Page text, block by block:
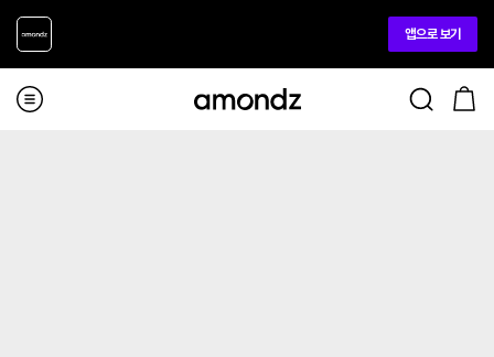
앱으로 보기